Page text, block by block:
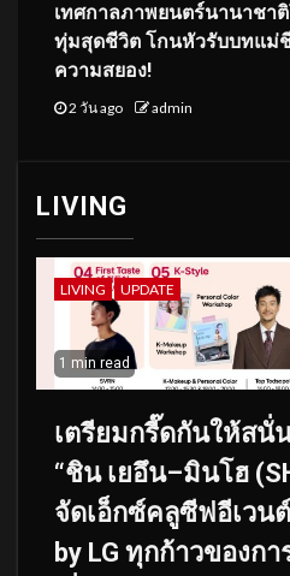
เทศกาลภาพยนตร์นานาชา
ทุ่มสุดชีวิต โกนหัวรับบทแม่
ความสยอง!
2 วัน ago admin
LIVING
LIVING UPDATE
1 min read
เตรียมกรี๊ดกันให้สนั่
“ชิน เยอึน–มินโฮ
จัดเอ็กซ์คลูซีฟอีเวนต์
by LG ทุกก้าวของก